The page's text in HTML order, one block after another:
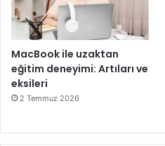
MacBook ile uzaktan
eğitim deneyimi: Artıları ve
eksileri
2 Temmuz 2026